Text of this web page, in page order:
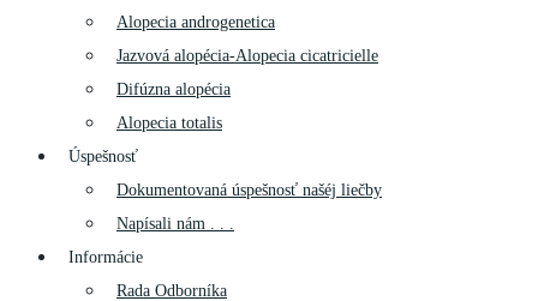
Alopecia androgenetica
Jazvová alopécia-Alopecia cicatricielle
Difúzna alopécia
Alopecia totalis
Úspešnosť
Dokumentovaná úspešnosť našéj liečby
Napísali nám . . .
Informácie
Rada Odborníka